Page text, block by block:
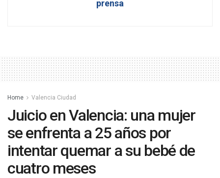
prensa
Home Valencia Ciudad
Juicio en Valencia: una mujer
se enfrenta a 25 años por
intentar quemar a su bebé de
cuatro meses